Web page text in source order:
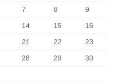
7 8 9
14 15 16
21 22 23
28 29 30